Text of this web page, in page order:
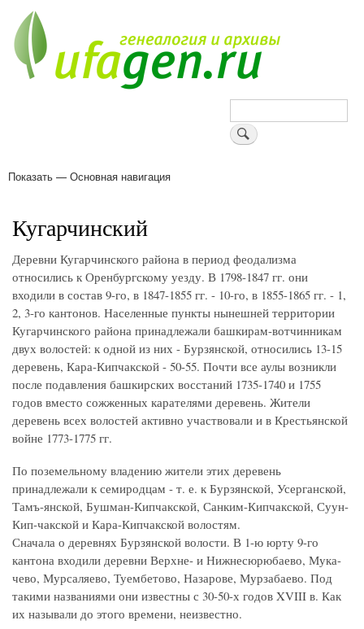
основному
содержанию
Поиск
Основная
Показать — Основная навигация
Кугарчинский
Деревни Кугарчинского района в период феодализма
относились к Оренбургскому уезду. В 1798-1847 гг. они
входили в состав 9-го, в 1847-1855 гг. - 10-го, в 1855-1865 гг. - 1,
2, 3-го кантонов. Населенные пункты нынешней территории
Кугарчинского района принадлежали башкирам-вотчинникам
двух волостей: к одной из них - Бурзянской, относились 13-15
деревень, Кара-Кипчакской - 50-55. Почти все аулы возникли
после подавления башкирских восстаний 1735-1740 и 1755
годов вместо сожженных карателями деревень. Жители
деревень всех волостей активно участвовали и в Крестьянской
войне 1773-1775 гг.
По поземельному владению жители этих деревень
принадлежали к семиродцам - т. е. к Бурзянской, Усерганской,
Тамъ-янской, Бушман-Кипчакской, Санким-Кипчакской, Суун-
Кип-чакской и Кара-Кипчакской волостям.
Сначала о деревнях Бурзянской волости. В 1-ю юрту 9-го
кантона входили деревни Верхне- и Нижнесюрюбаево, Мука-
чево, Мурсаляево, Туембетово, Назарове, Мурзабаево. Под
такими названиями они известны с 30-50-х годов XVIII в. Как
их называли до этого времени, неизвестно.